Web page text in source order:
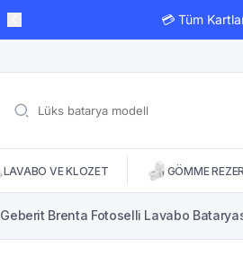
💳 Tüm
LAVABO VE KLOZET GÖMME
Geberit Brenta Fotoselli Lavabo